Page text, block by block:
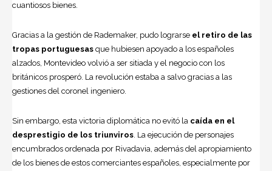
cuantiosos bienes.
Gracias a la gestión de Rademaker, pudo lograrse el retiro de las
tropas portuguesas que hubiesen apoyado a los españoles
alzados, Montevideo volvió a ser sitiada y el negocio con los
británicos prosperó. La revolución estaba a salvo gracias a las
gestiones del coronel ingeniero.
Sin embargo, esta victoria diplomática no evitó la caída en el
desprestigio de los triunviros. La ejecución de personajes
encumbrados ordenada por Rivadavia, además del apropiamiento
de los bienes de estos comerciantes españoles, especialmente por